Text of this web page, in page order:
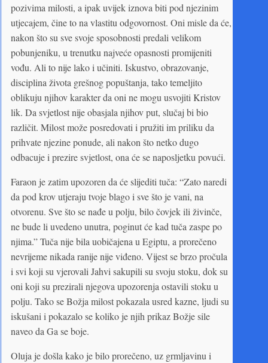
pozivima milosti, a ipak uvijek iznova biti pod njezinim
utjecajem, čine to na vlastitu odgovornost. Oni misle da će,
nakon što su sve svoje sposobnosti predali velikom
pobunjeniku, u trenutku najveće opasnosti promijeniti
vođu. Ali to nije lako i učiniti. Iskustvo, obrazovanje,
disciplina života grešnog popuštanja, tako temeljito
oblikuju njihov karakter da oni ne mogu usvojiti Kristov
lik. Da svjetlost nije obasjala njihov put, slučaj bi bio
različit. Milost može posredovati i pružiti im priliku da
prihvate njezine ponude, ali nakon što netko dugo
odbacuje i prezire svjetlost, ona će se naposljetku povući.
Faraon je zatim upozoren da će slijediti tuča: “Zato naredi
da pod krov utjeraju tvoje blago i sve što je vani, na
otvorenu. Sve što se nađe u polju, bilo čovjek ili živinče,
ne bude li uvedeno unutra, poginut će kad tuča zaspe po
njima.” Tuča nije bila uobičajena u Egiptu, a prorečeno
nevrijeme nikada ranije nije viđeno. Vijest se brzo pročula
i svi koji su vjerovali Jahvi sakupili su svoju stoku, dok su
oni koji su prezirali njegova upozorenja ostavili stoku u
polju. Tako se Božja milost pokazala usred kazne, ljudi su
iskušani i pokazalo se koliko je njih prikaz Božje sile
naveo da Ga se boje.
Oluja je došla kako je bilo prorečeno, uz grmljavinu i